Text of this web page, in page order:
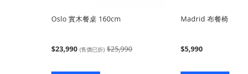
Oslo 實木餐桌 160cm
$23,990 (售價已折) $25,990
Madrid 布餐椅
$5,990